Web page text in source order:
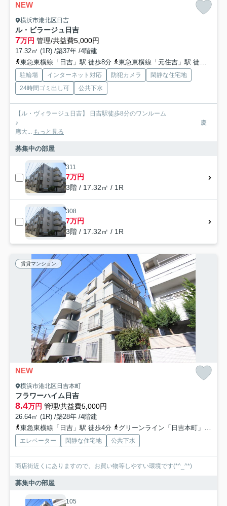
NEW
横浜市港北区日吉
ル・ビラージュ日吉
7万円 管理/共益費5,000円
17.32㎡ (1R) /築37年 /4階建
東急東横線「日吉」駅 徒歩8分
東急東横線「元住吉」駅 徒歩17分
駐輪場 インターネット対応 防犯カメラ
閑静な住宅地
24時間ゴミ出し可
公共下水
【ル・ヴィラージュ日吉】 日吉駅徒歩8分のワンルーム
♪ 慶
應大... もっと見る
募集中の部屋
311
7万円
3階 / 17.32㎡ / 1R
308
7万円
3階 / 17.32㎡ / 1R
賃貸マンション
NEW
横浜市港北区日吉本町
フラワーハイム日吉
8.4万円 管理/共益費5,000円
26.64㎡ (1R) /築28年 /4階建
東急東横線「日吉」駅 徒歩4分
グリーンライン「日吉本町」駅 徒歩16分
エレベーター 閑静な住宅地 公共下水
商店街近くにありますので、お買い物等しやすい環境です(*^_^*)
募集中の部屋
105